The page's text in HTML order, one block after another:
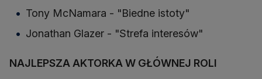
Tony McNamara - "Biedne istoty"
Jonathan Glazer - "Strefa interesów"
NAJLEPSZA AKTORKA W GŁÓWNEJ ROLI